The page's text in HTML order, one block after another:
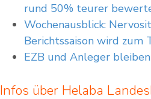
rund 50% teurer
Wochenausblick:
Berichtssaison wird zum
EZB und Anleger
Infos über Helaba